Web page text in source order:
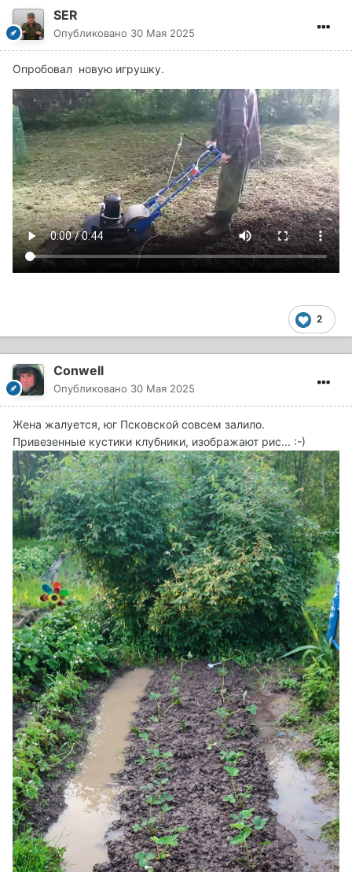
SER
Опубликовано 30 Мая 2025
Опробовал новую игрушку.
2
Conwell
Опубликовано 30 Мая 2025
Жена жалуется, юг Псковской совсем залило.
Привезенные кустики клубники, изображают рис... :-)